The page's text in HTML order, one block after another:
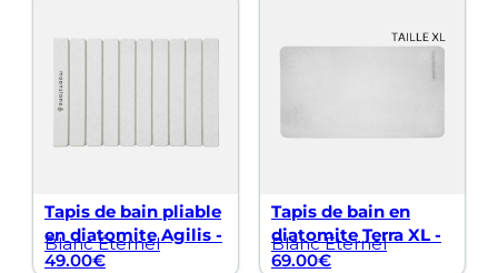
Tapis de bain pliable
en diatomite Agilis -
Blanc Éternel
49.00€
Tapis de bain en
diatomite Terra XL -
Blanc Éternel
69.00€